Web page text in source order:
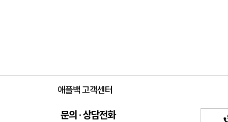
애플백 고객센터
문의 · 상담전화